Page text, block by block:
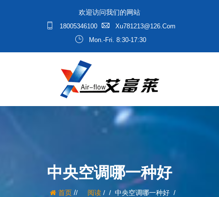
欢迎访问我们的网站
18005346100
Xu781213@126.com
Mon.-Fri. 8:30-17:30
中央空调哪一种好
首页/ 阅读/ 中央空调哪一种好